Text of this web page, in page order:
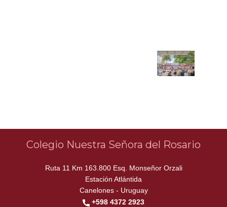
Colegio Nuestra Señora del Rosario
Ruta 11 Km 163.800 Esq. Monseñor Orzali
Estación Atlántida
Canelones - Uruguay
+598 4372 2923